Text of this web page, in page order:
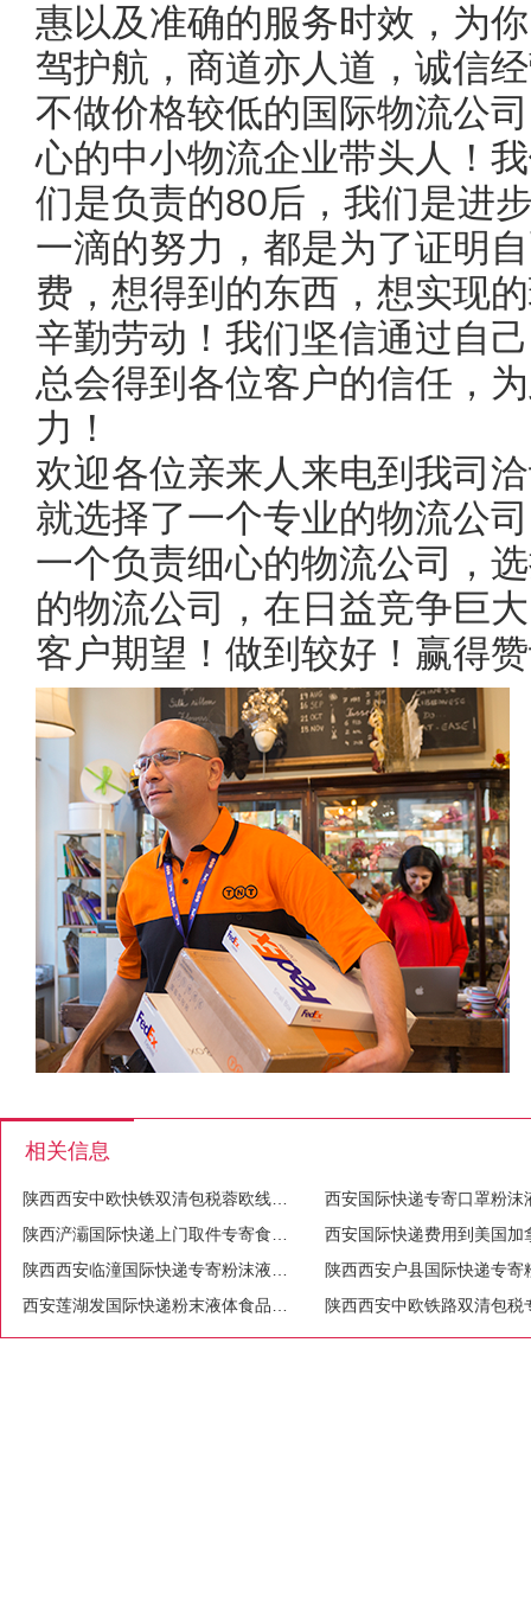
惠以及准确的服务时效，为
驾护航，商道亦人道，诚信
不做价格较低的国际物流公
心的中小物流企业带头人！
们是负责的80后，我们是进
一滴的努力，都是为了证明
费，想得到的东西，想实现
辛勤劳动！我们坚信通过自
总会得到各位客户的信任，
力！
欢迎各位亲来人来电到我司
就选择了一个专业的物流公
一个负责细心的物流公司，
的物流公司，在日益竞争巨
客户期望！做到较好！赢得
相关信息
陕西西安中欧快铁双清包税蓉欧线成都报关波兰扫描取件